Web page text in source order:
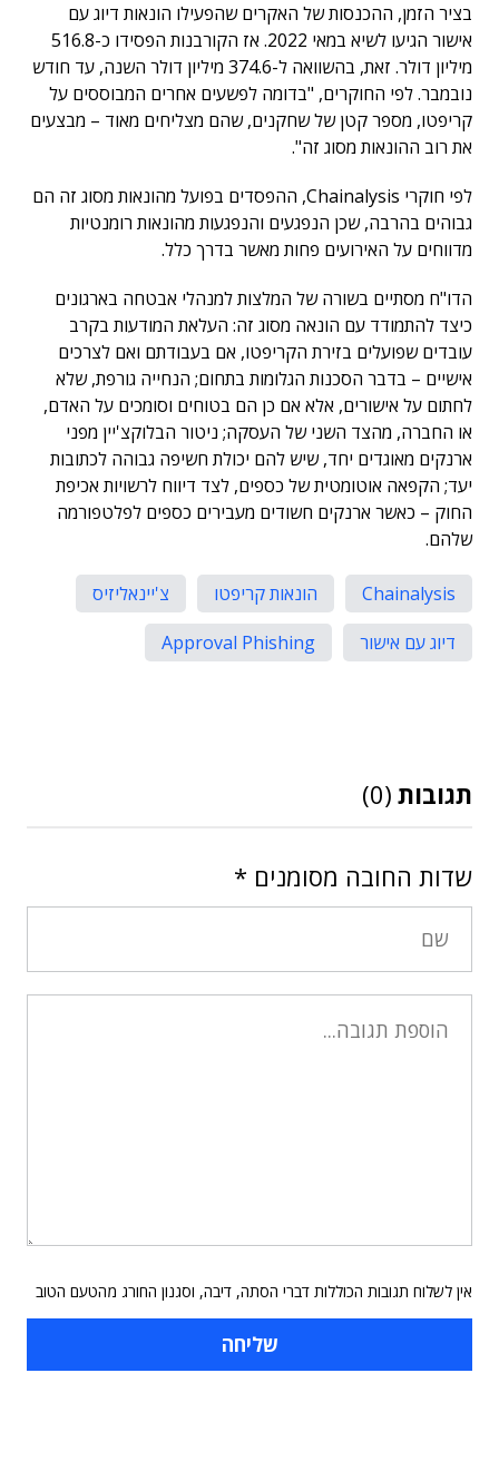
בציר הזמן, ההכנסות של האקרים שהפעילו הונאות דיוג עם
אישור הגיעו לשיא במאי 2022. אז הקורבנות הפסידו כ-516.8
מיליון דולר. זאת, בהשוואה ל-374.6 מיליון דולר השנה, עד חודש
נובמבר. לפי החוקרים, "בדומה לפשעים אחרים המבוססים על
קריפטו, מספר קטן של שחקנים, שהם מצליחים מאוד – מבצעים
את רוב ההונאות מסוג זה".
לפי חוקרי Chainalysis, ההפסדים בפועל מהונאות מסוג זה הם
גבוהים בהרבה, שכן הנפגעים והנפגעות מהונאות רומנטיות
מדווחים על האירועים פחות מאשר בדרך כלל.
הדו"ח מסתיים בשורה של המלצות למנהלי אבטחה בארגונים
כיצד להתמודד עם הונאה מסוג זה: העלאת המודעות בקרב
עובדים שפועלים בזירת הקריפטו, אם בעבודתם ואם לצרכים
אישיים – בדבר הסכנות הגלומות בתחום; הנחייה גורפת, שלא
לחתום על אישורים, אלא אם כן הם בטוחים וסומכים על האדם,
או החברה, מהצד השני של העסקה; ניטור הבלוקצ'יין מפני
ארנקים מאוגדים יחד, שיש להם יכולת חשיפה גבוהה לכתובות
יעד; הקפאה אוטומטית של כספים, לצד דיווח לרשויות אכיפת
החוק – כאשר ארנקים חשודים מעבירים כספים לפלטפורמה
שלהם.
Chainalysis הונאות קריפטו
צ'יינאליזיס
דיוג עם אישור
Approval Phishing
תגובות (0)
שדות החובה מסומנים *
אין לשלוח תגובות הכוללות דברי הסתה, דיבה, וסגנון החורג מהטעם הטוב